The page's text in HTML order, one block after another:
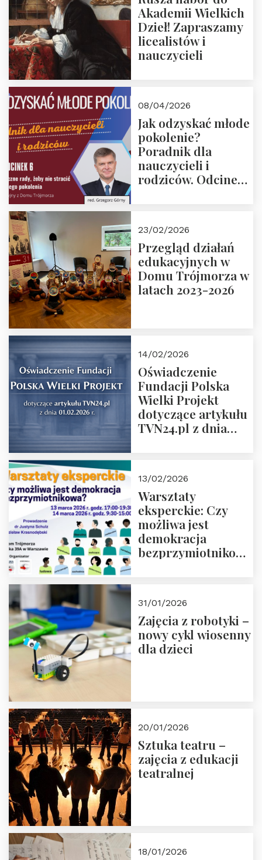
Akademii Wielkich
Dzieł! Zapraszamy
licealistów i
nauczycieli
08/04/2026
Jak odzyskać młode
pokolenie?
Poradnik dla
nauczycieli i
rodziców. Odcinek
Rozmawiają red.
Grzegorz Górny i
prof. Michał
Łuczewski
23/02/2026
Przegląd działań
edukacyjnych w
Domu Trójmorza w
latach 2023-2026
14/02/2026
Oświadczenie
Fundacji Polska
Wielki Projekt
dotyczące artykułu
TVN24.pl z dnia
13/02/2026
Warsztaty
eksperckie: Czy
możliwa jest
demokracja
bezprzymiotnikowa?
31/01/2026
Zajęcia z robotyki –
nowy cykl wiosenny
dla dzieci
20/01/2026
Sztuka teatru –
zajęcia z edukacji
teatralnej
18/01/2026